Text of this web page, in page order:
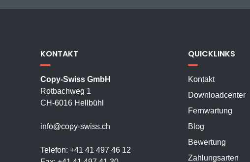
KONTAKT
Copy-Swiss GmbH
Rotbachweg 1
CH-6016 Hellbühl
info@copy-swiss.ch
Telefon: +41 41 497 46 12
QUICKLINKS
Kontakt
Downloadcenter
Fernwartung
Blog
Bewertung
Zahlungsarten